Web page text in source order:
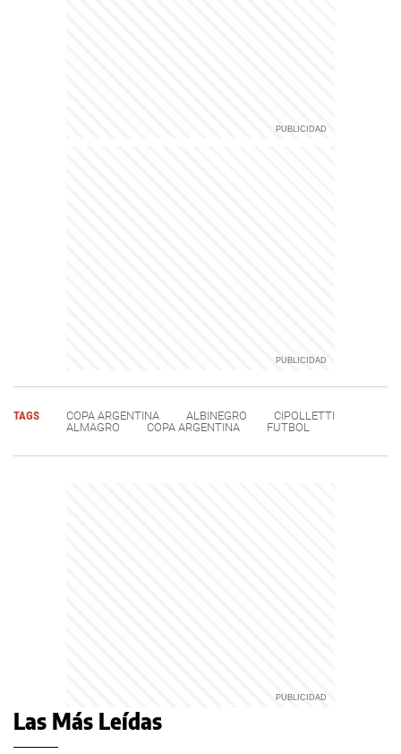
TAGS COPA ARGENTINA ALBINEGRO
CIPOLLETTI
ALMAGRO
COPA ARGENTINA FUTBOL
Las Más Leídas